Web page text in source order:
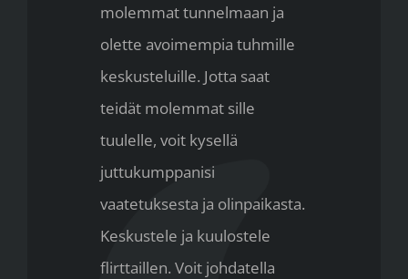
molemmat tunnelmaan ja
olette avoimempia tuhmille
keskusteluille. Jotta saat
teidät molemmat sille
tuulelle, voit kysellä
juttukumppanisi
vaatetuksesta ja olinpaikasta.
Keskustele ja kuulostele
flirttaillen. Voit johdatella